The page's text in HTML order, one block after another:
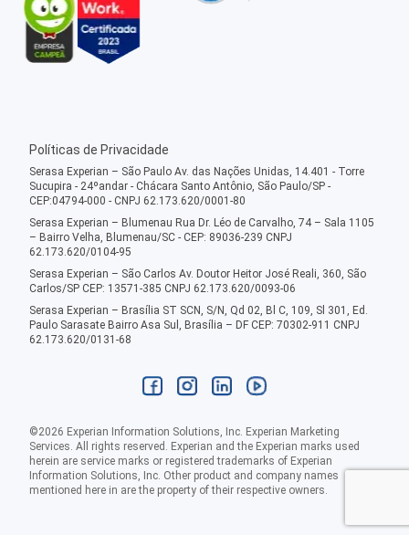
Políticas de Privacidade
Serasa Experian – São Paulo Av. das Nações Unidas, 14.401 - Torre
Sucupira - 24ºandar - Chácara Santo Antônio, São Paulo/SP -
CEP:04794-000 - CNPJ 62.173.620/0001-80
Serasa Experian – Blumenau Rua Dr. Léo de Carvalho, 74 – Sala 1105
– Bairro Velha, Blumenau/SC - CEP: 89036-239 CNPJ
62.173.620/0104-95
Serasa Experian – São Carlos Av. Doutor Heitor José Reali, 360, São
Carlos/SP CEP: 13571-385 CNPJ 62.173.620/0093-06
Serasa Experian – Brasília ST SCN, S/N, Qd 02, Bl C, 109, Sl 301, Ed.
Paulo Sarasate Bairro Asa Sul, Brasília – DF CEP: 70302-911 CNPJ
62.173.620/0131-68
©2026 Experian Information Solutions, Inc. Experian Marketing
Services. All rights reserved. Experian and the Experian marks used
herein are service marks or registered trademarks of Experian
Information Solutions, Inc. Other product and company names
mentioned here in are the property of their respective owners.